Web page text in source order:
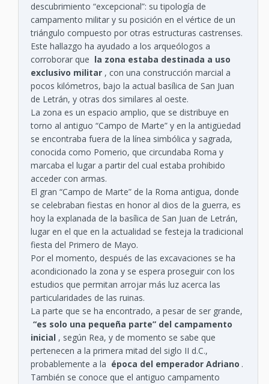
descubrimiento “excepcional”: su tipología de
campamento militar y su posición en el vértice de un
triángulo compuesto por otras estructuras castrenses.
Este hallazgo ha ayudado a los arqueólogos a
corroborar que la zona estaba destinada a uso
exclusivo militar , con una construcción marcial a
pocos kilómetros, bajo la actual basílica de San Juan
de Letrán, y otras dos similares al oeste.
La zona es un espacio amplio, que se distribuye en
torno al antiguo “Campo de Marte” y en la antigüedad
se encontraba fuera de la línea simbólica y sagrada,
conocida como Pomerio, que circundaba Roma y
marcaba el lugar a partir del cual estaba prohibido
acceder con armas.
El gran “Campo de Marte” de la Roma antigua, donde
se celebraban fiestas en honor al dios de la guerra, es
hoy la explanada de la basílica de San Juan de Letrán,
lugar en el que en la actualidad se festeja la tradicional
fiesta del Primero de Mayo.
Por el momento, después de las excavaciones se ha
acondicionado la zona y se espera proseguir con los
estudios que permitan arrojar más luz acerca las
particularidades de las ruinas.
La parte que se ha encontrado, a pesar de ser grande,
“es solo una pequeña parte” del campamento
inicial , según Rea, y de momento se sabe que
pertenecen a la primera mitad del siglo II d.C.,
probablemente a la época del emperador Adriano .
También se conoce que el antiguo campamento